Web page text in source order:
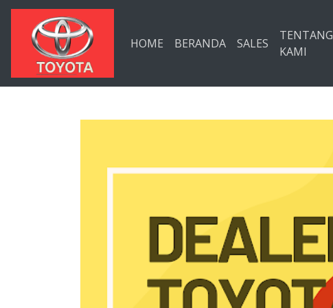
Langsung ke konten utama
HOME BERANDA SALES
TENTANG
KAMI